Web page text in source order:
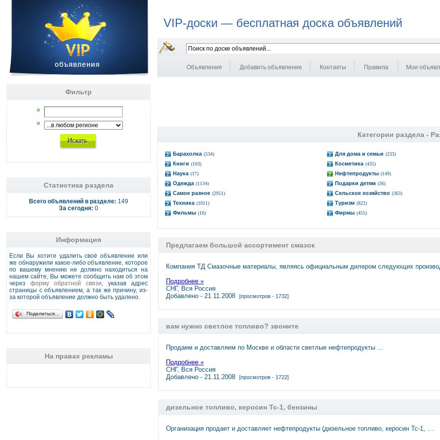
VIP-доски — бесплатная доска объявлений
Объявления Добавить объявление Контакты Правила Мои
Фильтр
Статистика раздела
Всего объявлений в разделе: 149
За сегодня: 0
Информация
Если Вы хотите удалить своё объявление или
же обнаружили какое-либо объявление, которое
по вашему мнению не должно находиться на
нашем сайте, Вы можете сообщить нам об этом
через форму обратной связи, указав адрес
страницы с объявлением, а так же причину, из-
за которой объявление должно быть удалено.
Поделиться…
На правах рекламы
Категории раздела -
Барахолка (534) Для дома и семьи (233)
Книги (103) Косметика (435)
Наука (17) Нефтепродукты (149)
Одежда (1134) Подарки детям (36)
Самое разное (2951) Сельское хозяйство (363)
Техника (1011) Туризм (822)
Фильмы (16) Фирмы (455)
Предлагаем большой ассортимент смазок
Компания ТД Смазочные материалы, являясь официальным дилером следующих
Подробнее »
СНГ, Вся Россия
Добавлено - 21.11.2008
[просмотров - 1732]
вам нужно светлое топливо? звоните
Продаем и доставляем по Москве и области светлые нефтепродукты …
Подробнее »
СНГ, Вся Россия
Добавлено - 21.11.2008
[просмотров - 1722]
дизельное топливо, керосин Тс-1, бензины
Организация продает и доставляет нефтепродукты (дизельное топливо, керосин Тс-1, …